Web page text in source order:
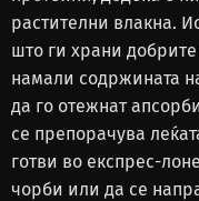
растителни влакна.
што ги храни
намали содржината
да го отежнат
се препорачува
готви во експрес-
чорби или да се